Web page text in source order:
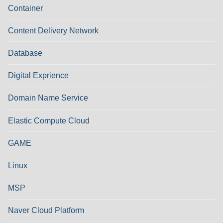
Container
Content Delivery Network
Database
Digital Exprience
Domain Name Service
Elastic Compute Cloud
GAME
Linux
MSP
Naver Cloud Platform